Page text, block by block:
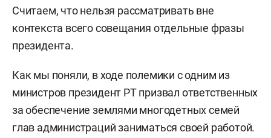
Считаем, что нельзя рассматривать вне
контекста всего совещания отдельные фразы
президента.
Как мы поняли, в ходе полемики с одним из
министров президент РТ призвал ответственных
за обеспечение землями многодетных семей
глав администраций заниматься своей работой.